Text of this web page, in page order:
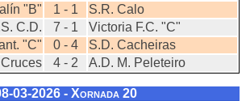
"B"
1 - 1
S.R. Calo
C.D.
7 - 1
Victoria F.C. "C"
"C"
0 - 4
S.D. Cacheiras
4 - 2 A.D. M. Peleteiro
03-2026 - Xornada 20